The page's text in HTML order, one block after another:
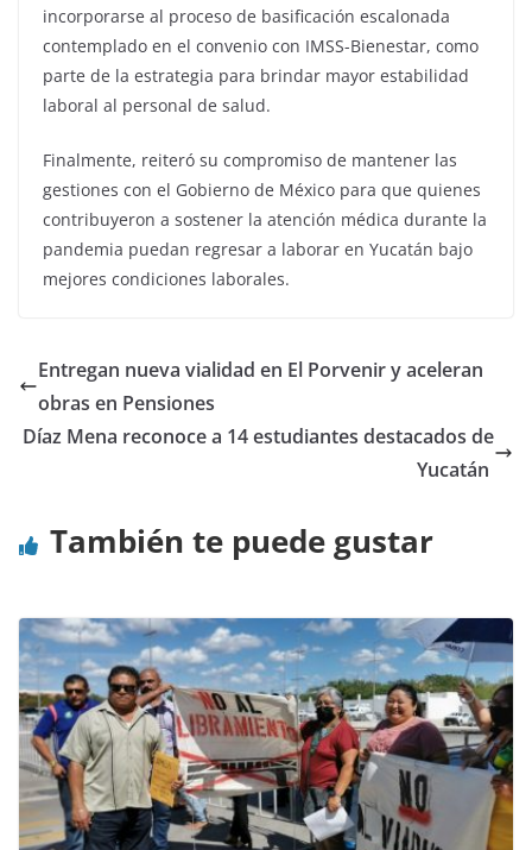
incorporarse al proceso de basificación escalonada
contemplado en el convenio con IMSS-Bienestar, como
parte de la estrategia para brindar mayor estabilidad
laboral al personal de salud.
Finalmente, reiteró su compromiso de mantener las
gestiones con el Gobierno de México para que quienes
contribuyeron a sostener la atención médica durante la
pandemia puedan regresar a laborar en Yucatán bajo
mejores condiciones laborales.
Entregan nueva vialidad en El Porvenir y aceleran
obras en Pensiones
Díaz Mena reconoce a 14 estudiantes destacados de
Yucatán
También te puede gustar